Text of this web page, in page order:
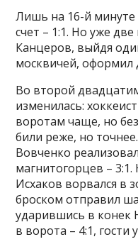
Лишь на 16-й минуте
счет – 1:1. Но уже
Канцеров, выйдя
москвичей, оформил
Во второй
изменилась:
воротам чаще, но
били реже, но
Вовченко
магнитогорцев –
Исхаков ворвался в
броском отправил
ударившись в конек
в ворота – 4:1, гости